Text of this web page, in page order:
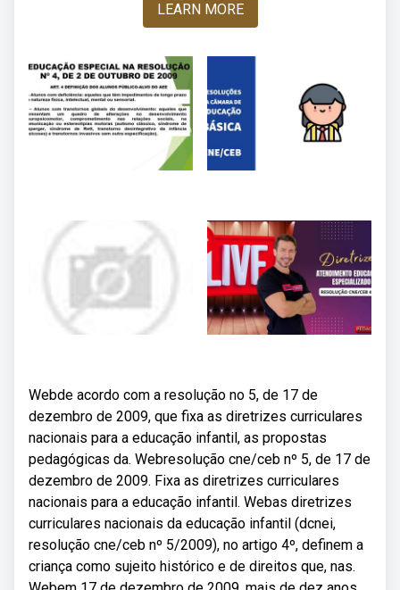
LEARN MORE
Webde acordo com a resolução no 5, de 17 de
dezembro de 2009, que fixa as diretrizes curriculares
nacionais para a educação infantil, as propostas
pedagógicas da. Webresolução cne/ceb nº 5, de 17 de
dezembro de 2009. Fixa as diretrizes curriculares
nacionais para a educação infantil. Webas diretrizes
curriculares nacionais da educação infantil (dcnei,
resolução cne/ceb nº 5/2009), no artigo 4º, definem a
criança como sujeito histórico e de direitos que, nas.